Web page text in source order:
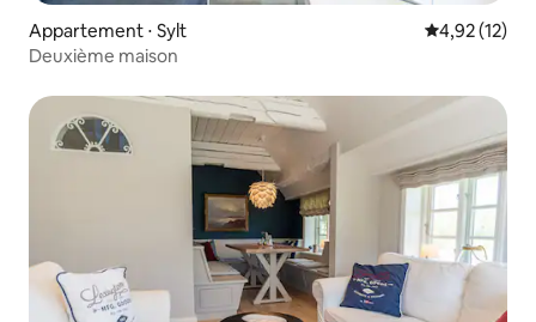
Appartement ⋅ Sylt Évaluation
4,92 (12)
Deuxième maison